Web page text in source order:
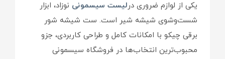
یکی از لوازم ضروری درلیست سیسمونی نوزاد، ابزار
شست‌وشوی شیشه شیر است. ست شیشه شور
برقی چیکو با امکانات کامل و طراحی کاربردی، جزو
محبوب‌ترین انتخاب‌ها در فروشگاه سیسمونی